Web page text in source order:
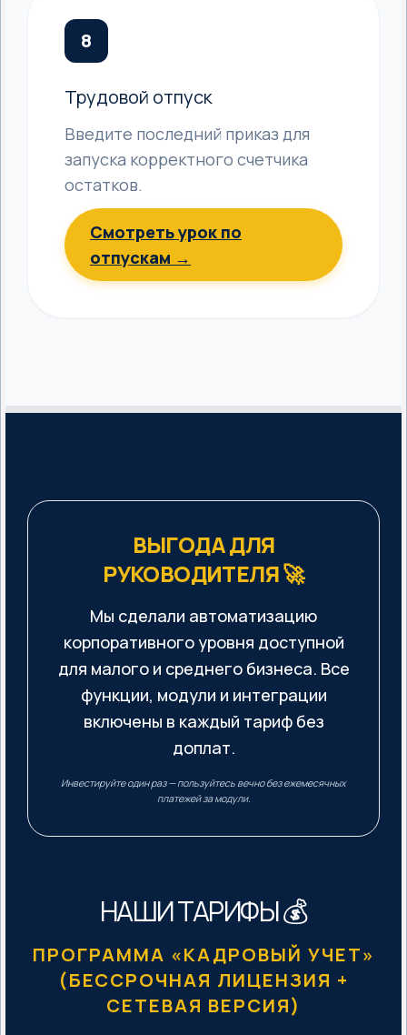
8
Трудовой отпуск
Введите последний приказ для
запуска корректного счетчика
остатков.
Смотреть урок по
отпускам →
ВЫГОДА ДЛЯ
РУКОВОДИТЕЛЯ 🚀
Мы сделали автоматизацию
корпоративного уровня доступной
для малого и среднего бизнеса. Все
функции, модули и интеграции
включены в каждый тариф без
доплат.
Инвестируйте один раз — пользуйтесь вечно без ежемесячных
платежей за модули.
НАШИ ТАРИФЫ 💰
ПРОГРАММА «КАДРОВЫЙ УЧЕТ»
(БЕССРОЧНАЯ ЛИЦЕНЗИЯ +
СЕТЕВАЯ ВЕРСИЯ)